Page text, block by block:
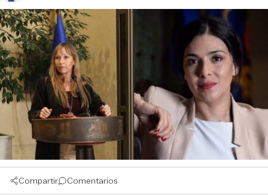
Compartir Comentarios